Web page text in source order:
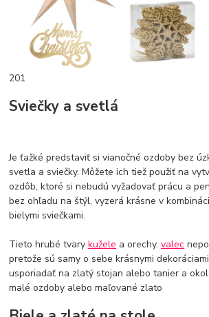
201
Sviečky a svetlá
Je ťažké predstaviť si vianočné ozdoby bez
svetla a sviečky. Môžete ich tiež použiť na
ozdôb, ktoré si nebudú vyžadovať prácu a
bez ohľadu na štýl, vyzerá krásne v
bielymi sviečkami.
Tieto hrubé tvarykužele a orechy.valec
pretože sú samy o sebe krásnymi
usporiadať na zlatý stojan alebo tanier a
malé ozdoby alebo maľované zlato